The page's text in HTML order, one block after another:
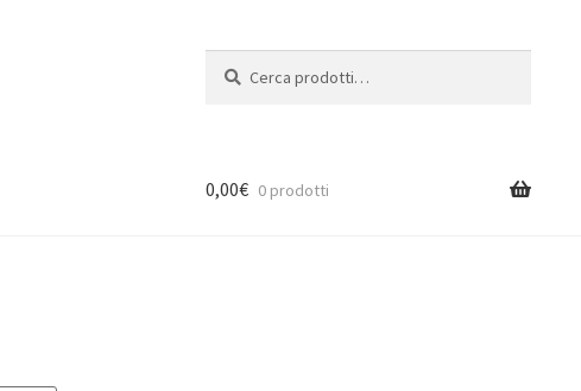
0,00€ 0 prodotti